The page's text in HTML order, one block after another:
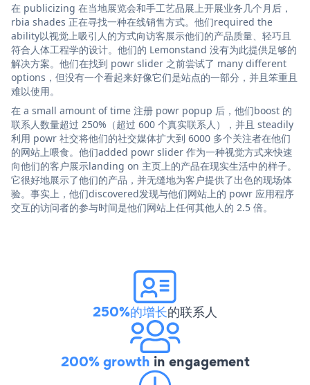
在 publicizing 在当地展览会和手工艺品展上开展业务几个月后，
rbia shades 正在寻找一种在线销售方式。他们required the
ability以视觉上吸引人的方式向访客展示他们的产品质量、轻巧且
符合人体工程学的设计。他们的 Lemonstand 没有为此提供足够的
解决方案。他们在找到 powr slider 之前尝试了 many different
options，但没有一个看起来好像它们是站点的一部分，并且笨重且
难以使用。
在 a small amount of time 注册 powr popup 后，他们boost 的
联系人数量超过 250%（超过 600 个真实联系人），并且 steadily
利用 powr 社交将他们的社交媒体扩大到 6000 多个关注者在他们
的网站上喂食。他们added powr slider 作为一种视觉方式来快速
向他们的客户展示landing on 主页上的产品在现实生活中的样子。
它很好地展示了他们的产品，并无缝地为客户提供了出色的现场体
验。事实上，他们discovered发现与他们网站上的 powr 应用程序
交互的访问者的参与时间是他们网站上任何其他人的 2.5 倍。
250%的增长的联系人
200% growth in engagement